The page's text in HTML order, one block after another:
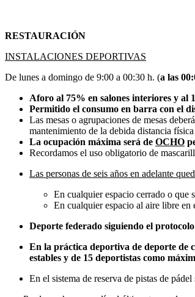
RESTAURACIÓN
INSTALACIONES DEPORTIVAS
De lunes a domingo de 9:00 a 00:30 h. (a las
Aforo al 75% en salones interiores y al
Permitido el consumo en barra con el
Las mesas o agrupaciones de mesas
mantenimiento de la debida distancia
La ocupación máxima será de OCHO
Recordamos el uso obligatorio de
Las personas de seis años en adelante
En cualquier espacio cerrado o que
En cualquier espacio al aire libre en
Deporte federado siguiendo el
En la práctica deportiva de deporte de
estables y de 15 deportistas como
En el sistema de reserva de pistas de